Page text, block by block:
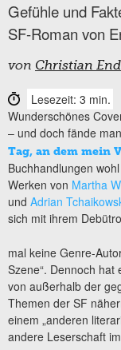
Gefühle und
SF-Roman von
von Christian
Lesezeit: 3 min.
Wunderschönes
– und doch fände man
Tag, an dem mein
Buchhandlungen
Werken von Martha
und Adrian
sich mit ihrem
mal keine Genre-
Szene“. Dennoch
von außerhalb der
Themen der SF
einem „anderen
andere Leserschaft